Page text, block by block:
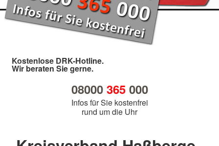
Kostenlose DRK-Hotline.
Wir beraten Sie gerne.
08000 365000
Infos für Sie kostenfrei
rund um die Uhr